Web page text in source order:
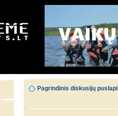
Pagrindinis diskusijų